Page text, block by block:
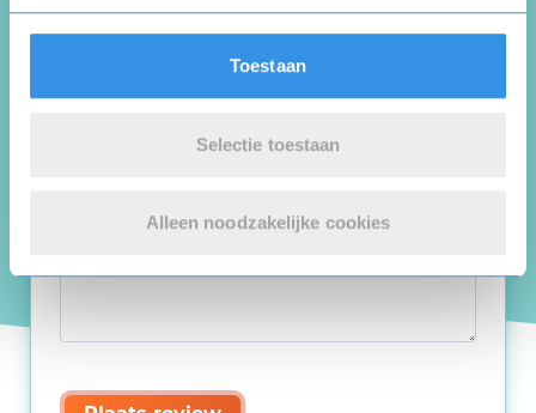
Toestaan
Selectie toestaan
Alleen noodzakelijke cookies